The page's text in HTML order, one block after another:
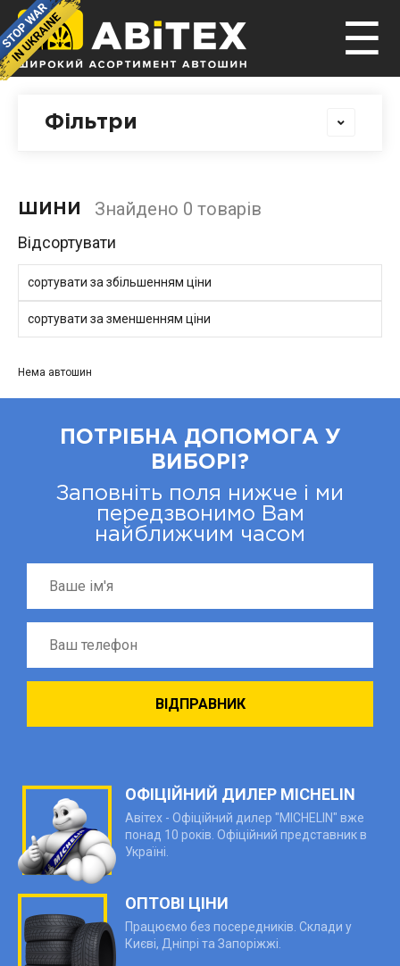
☰
Фільтри
ШИНИ Знайдено 0 товарів
Відсортувати
сортувати за збільшенням ціни
сортувати за зменшенням ціни
Нема автошин
ПОТРІБНА ДОПОМОГА У
ВИБОРІ?
Заповніть поля нижче і ми
передзвонимо Вам
найближчим часом
ОФІЦІЙНИЙ ДИЛЕР MICHELIN
Авітех - Офіційний дилер "MICHELIN" вже
понад 10 років. Офіційний представник в
Україні.
ОПТОВІ ЦІНИ
Працюємо без посередників. Склади у
Києві, Дніпрі та Запоріжжі.